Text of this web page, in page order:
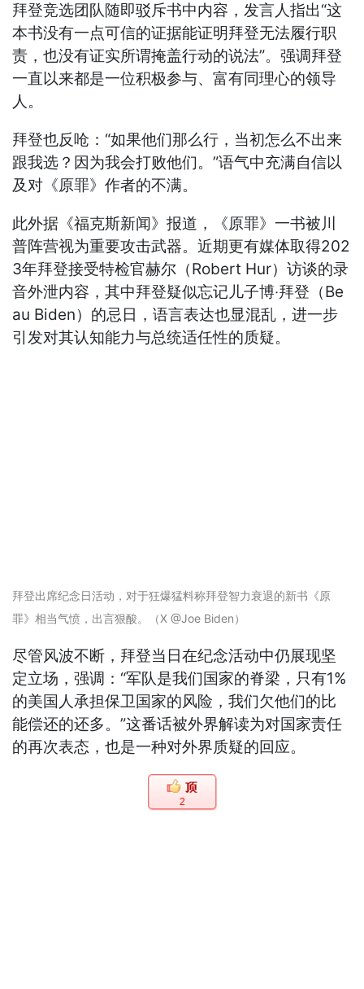
拜登竞选团队随即驳斥书中内容，发言人指出“这
本书没有一点可信的证据能证明拜登无法履行职
责，也没有证实所谓掩盖行动的说法”。强调拜登
一直以来都是一位积极参与、富有同理心的领导
人。
拜登也反呛：“如果他们那么行，当初怎么不出来
跟我选？因为我会打败他们。”语气中充满自信以
及对《原罪》作者的不满。
此外据《福克斯新闻》报道，《原罪》一书被川
普阵营视为重要攻击武器。近期更有媒体取得202
3年拜登接受特检官赫尔（Robert Hur）访谈的录
音外泄内容，其中拜登疑似忘记儿子博‧拜登（Be
au Biden）的忌日，语言表达也显混乱，进一步
引发对其认知能力与总统适任性的质疑。
拜登出席纪念日活动，对于狂爆猛料称拜登智力衰退的新书《原
罪》相当气愤，出言狠酸。（X @Joe Biden）
尽管风波不断，拜登当日在纪念活动中仍展现坚
定立场，强调：“军队是我们国家的脊梁，只有1%
的美国人承担保卫国家的风险，我们欠他们的比
能偿还的还多。”这番话被外界解读为对国家责任
的再次表态，也是一种对外界质疑的回应。
2